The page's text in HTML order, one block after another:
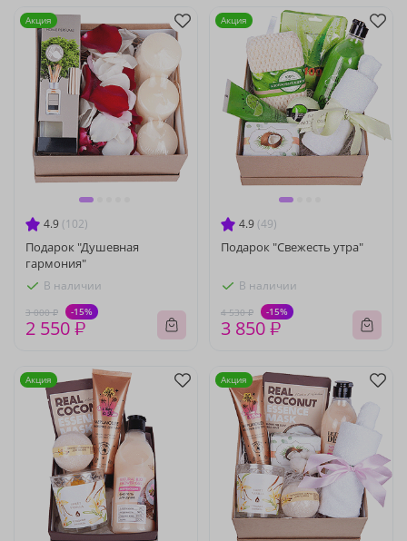
4.9 (102)
Подарок "Душевная
гармония"
В наличии
3 000 ₽ -15%
2 550 ₽
Акция
4.9 (49)
Подарок "Свежесть утра"
В наличии
4 530 ₽ -15%
3 850 ₽
Акция
Акция Акция